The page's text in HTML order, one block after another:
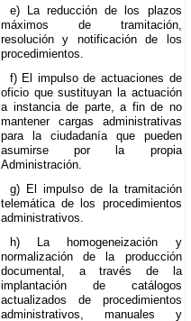
e) La reducción de los plazos
máximos de tramitación,
resolución y notificación de los
procedimientos.
f) El impulso de actuaciones de
oficio que sustituyan la actuación
a instancia de parte, a fin de no
mantener cargas administrativas
para la ciudadanía que pueden
asumirse por la propia
Administración.
g) El impulso de la tramitación
telemática de los procedimientos
administrativos.
h) La homogeneización y
normalización de la producción
documental, a través de la
implantación de catálogos
actualizados de procedimientos
administrativos, manuales y